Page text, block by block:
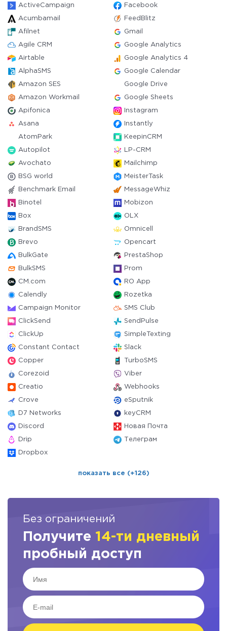
ActiveCampaign Facebook
Acumbamail FeedBlitz
Afilnet Gmail
Agile CRM Google Analytics
Airtable Google Analytics 4
AlphaSMS Google Calendar
Amazon SES Google Drive
Amazon Workmail Google Sheets
Apifonica Instagram
Asana Instantly
AtomPark KeepinCRM
Autopilot LP-CRM
Avochato Mailchimp
BSG world MeisterTask
Benchmark Email MessageWhiz
Binotel Mobizon
Box OLX
BrandSMS Omnicell
Brevo Opencart
BulkGate PrestaShop
BulkSMS Prom
CM.com RO App
Calendly Rozetka
Campaign Monitor SMS Club
ClickSend SendPulse
ClickUp SimpleTexting
Constant Contact Slack
Copper TurboSMS
Corezoid Viber
Creatio Webhooks
Crove eSputnik
D7 Networks keyCRM
Discord Новая Почта
Drip Телеграм
Dropbox
показать все (+126)
Без ограничений
Получите 14-ти дневный
пробный доступ